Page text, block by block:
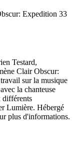
Expedition 33
Testard,
Clair Obscur:
sur la musique
la chanteuse
différents
Lumière. Hébergé
plus d'informations.